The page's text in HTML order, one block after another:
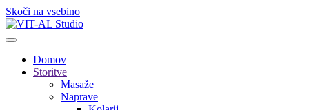
Skoči na vsebino
Domov
Storitve
Masaže
Naprave